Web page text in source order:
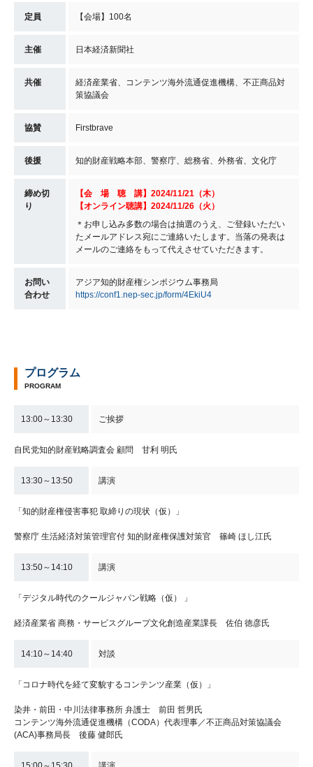
定員 【会場】100名
主催 日本経済新聞社
共催
経済産業省、コンテンツ海外流通促進機構、不正商品対
策協議会
協賛 Firstbrave
後援 知的財産戦略本部、警察庁、総務省、外務省、文化庁
締め切
り
【会 場 聴 講】2024/11/21（木）
【オンライン聴講】2024/11/26（火）
＊お申し込み多数の場合は抽選のうえ、ご登録いただい
たメールアドレス宛にご連絡いたします。当落の発表は
メールのご連絡をもって代えさせていただきます。
お問い
合わせ
アジア知的財産権シンポジウム事務局
https://conf1.nep-sec.jp/form/4EkiU4
プログラム
PROGRAM
13:00～13:30 ご挨拶
自民党知的財産戦略調査会 顧問 甘利 明氏
13:30～13:50 講演
「知的財産権侵害事犯 取締りの現状（仮）」
警察庁 生活経済対策管理官付 知的財産権保護対策官 篠崎 ほし江氏
13:50～14:10 講演
「デジタル時代のクールジャパン戦略（仮） 」
経済産業省 商務・サービスグループ文化創造産業課長 佐伯 徳彦氏
14:10～14:40 対談
「コロナ時代を経て変貌するコンテンツ産業（仮）」
染井・前田・中川法律事務所 弁護士 前田 哲男氏
コンテンツ海外流通促進機構（CODA）代表理事／不正商品対策協議会
(ACA)事務局長 後藤 健郎氏